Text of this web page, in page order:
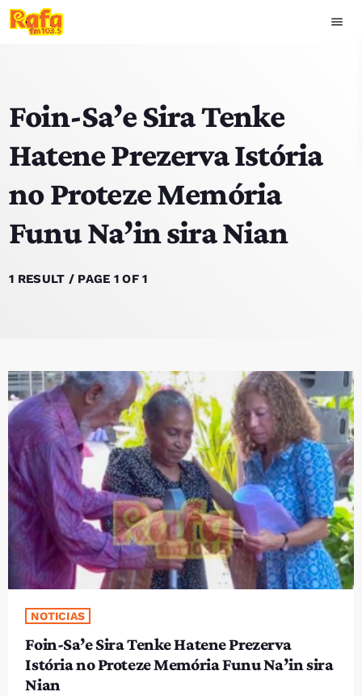
menu
play_arrow OUVIR RAFA
HOME
NOTISIA
EKIPA
PROGRAMA SIRA
VÍDEO SIRA
EVENTU SIRA
KONTAKTU SIRA
TÉTUM keyboard_arrow_down
TÉTUM
PORTUGUÊS
PRÓXIMOS PROGRAMAS
Bom dia RAFA
7:00 AM - 9:00 AM
Foin-Sa’e Sira Tenke
Hatene Prezerva Istória
no Proteze Memória
Funu Na’in sira Nian
1 RESULT / PAGE 1 OF 1
NOTICIAS
Foin-Sa’e Sira Tenke Hatene Prezerva
Istória no Proteze Memória Funu Na’in sira
Nian